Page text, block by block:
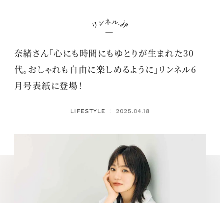
奈緒さん「心にも時間にもゆとりが生まれた30
代。おしゃれも自由に楽しめるように」リンネル6
月号表紙に登場！
LIFESTYLE ： 2025.04.18